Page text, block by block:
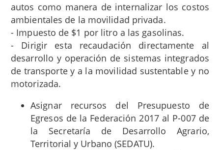
autos como manera de internalizar los costos
ambientales de la movilidad privada.
- Impuesto de $1 por litro a las gasolinas.
- Dirigir esta recaudación directamente al
desarrollo y operación de sistemas integrados
de transporte y a la movilidad sustentable y no
motorizada.
Asignar recursos del Presupuesto de
Egresos de la Federación 2017 al P-007 de
la Secretaría de Desarrollo Agrario,
Territorial y Urbano (SEDATU).